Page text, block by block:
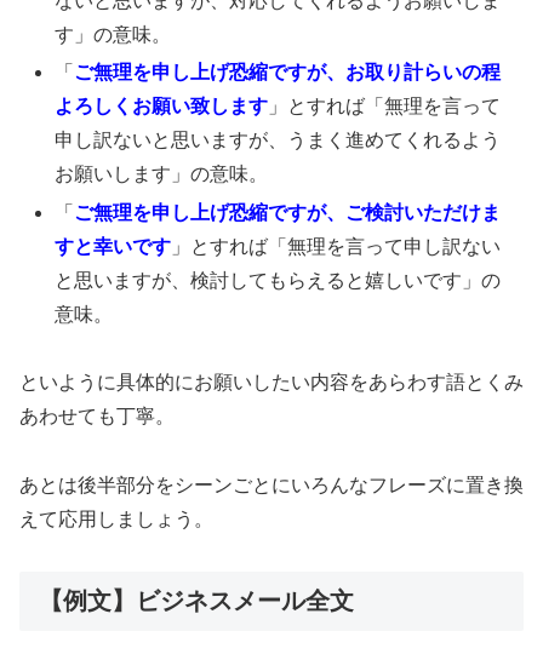
す」の意味。
「 ご無理を申し上げ恐縮ですが、お取り計らいの程
よろしくお願い致します 」とすれば「無理を言って
申し訳ないと思いますが、うまく進めてくれるよう
お願いします」の意味。
「 ご無理を申し上げ恐縮ですが、ご検討いただけま
すと幸いです 」とすれば「無理を言って申し訳ない
と思いますが、検討してもらえると嬉しいです」の
意味。
といように具体的にお願いしたい内容をあらわす語とくみ
あわせても丁寧。
あとは後半部分をシーンごとにいろんなフレーズに置き換
えて応用しましょう。
【例文】ビジネスメール全文